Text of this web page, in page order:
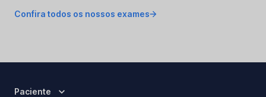
Confira todos os nossos exames
Paciente